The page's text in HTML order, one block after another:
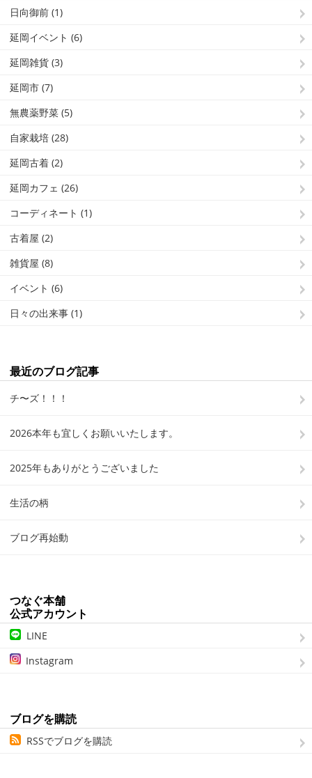
日向御前 (1)
延岡イベント (6)
延岡雑貨 (3)
延岡市 (7)
無農薬野菜 (5)
自家栽培 (28)
延岡古着 (2)
延岡カフェ (26)
コーディネート (1)
古着屋 (2)
雑貨屋 (8)
イベント (6)
日々の出来事 (1)
最近のブログ記事
チ〜ズ！！！
2026本年も宜しくお願いいたします。
2025年もありがとうございました
生活の柄
ブログ再始動
つなぐ本舗
公式アカウント
LINE
Instagram
ブログを購読
RSSでブログを購読